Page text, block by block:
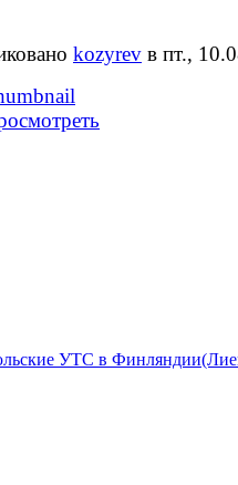
kozyrev в пт.,
УТС в